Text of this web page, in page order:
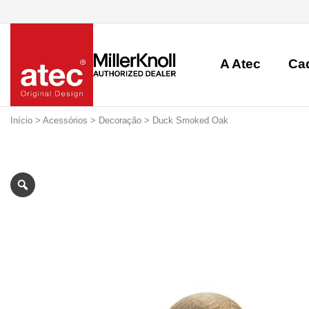
A Atec
Início > Acessórios > Decoração > Duck Smoked Oak